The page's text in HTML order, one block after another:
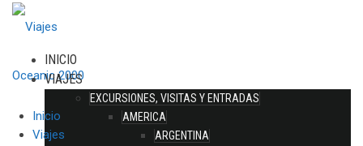
INICIO
VIAJES
EXCURSIONES, VISITAS Y ENTRADAS
AMERICA
ARGENTINA
Inicio
Viajes